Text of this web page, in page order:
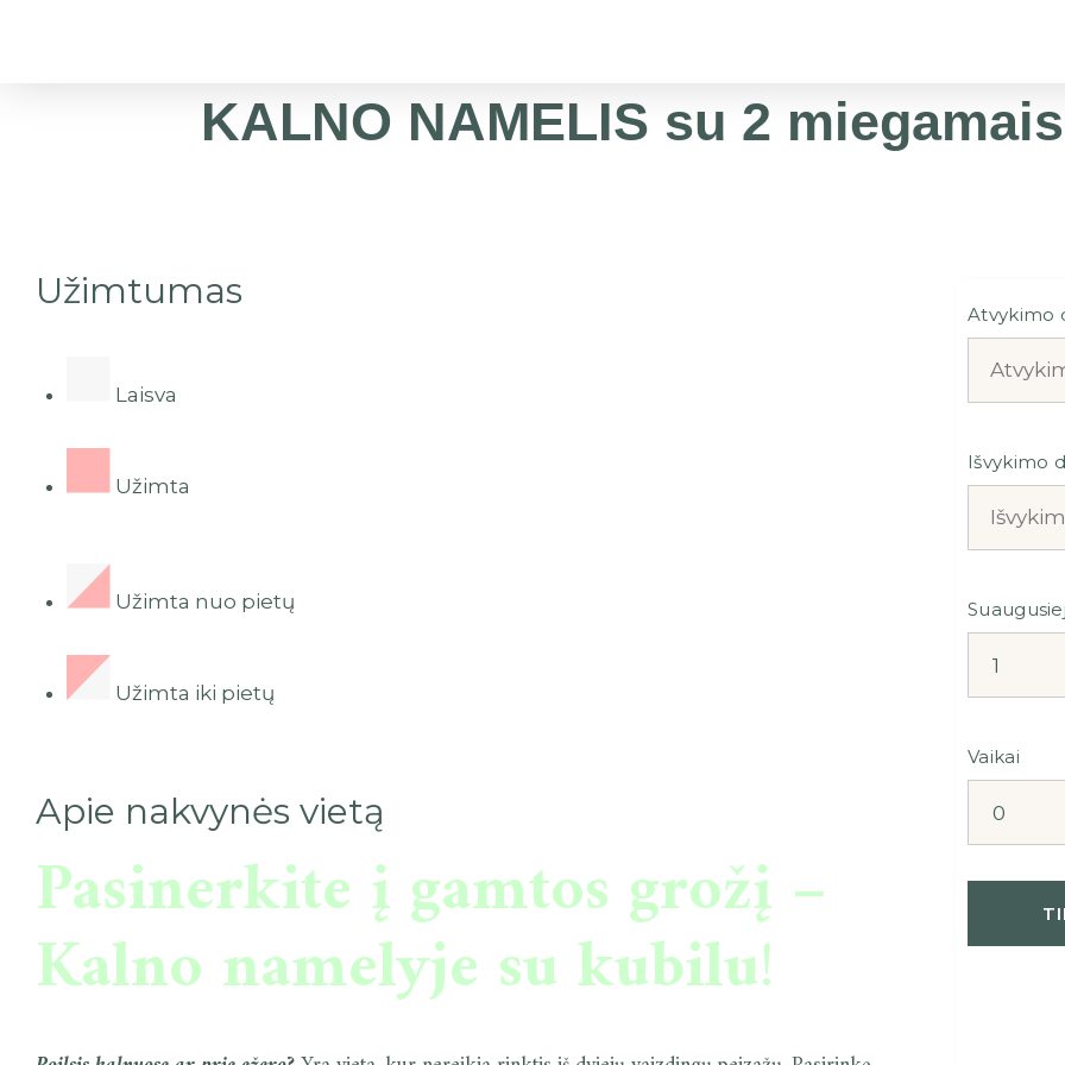
KALNO NAMELIS su 2
Užimtumas
Laisva
Užimta
Užimta nuo pietų
Užimta iki pietų
Apie nakvynės vietą
Pasinerkite į gamtos grožį –
Kalno namelyje su kubilu!
Atvykimo
Išvykimo
Vaikai